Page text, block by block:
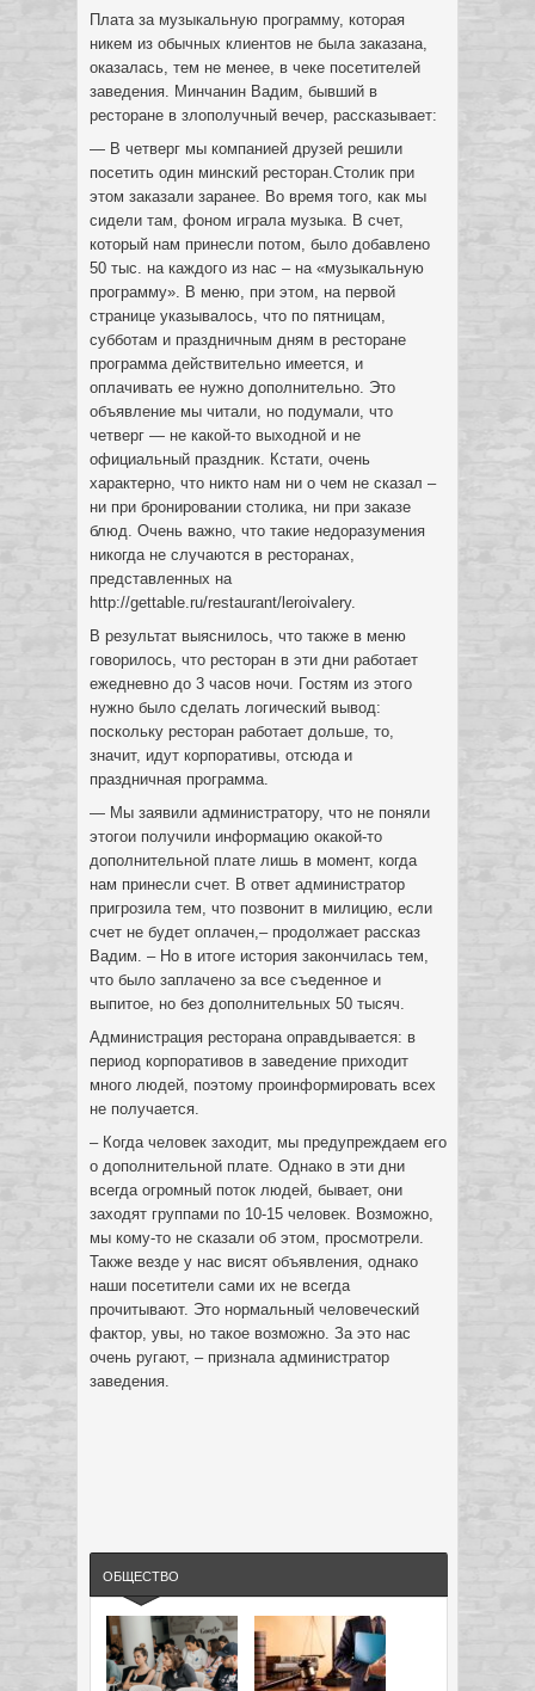
Плата за музыкальную программу, которая
никем из обычных клиентов не была заказана,
оказалась, тем не менее, в чеке посетителей
заведения. Минчанин Вадим, бывший в
ресторане в злополучный вечер, рассказывает:
— В четверг мы компанией друзей решили
посетить один минский ресторан.Столик при
этом заказали заранее. Во время того, как мы
сидели там, фоном играла музыка. В счет,
который нам принесли потом, было добавлено
50 тыс. на каждого из нас – на «музыкальную
программу». В меню, при этом, на первой
странице указывалось, что по пятницам,
субботам и праздничным дням в ресторане
программа действительно имеется, и
оплачивать ее нужно дополнительно. Это
объявление мы читали, но подумали, что
четверг — не какой-то выходной и не
официальный праздник. Кстати, очень
характерно, что никто нам ни о чем не сказал –
ни при бронировании столика, ни при заказе
блюд. Очень важно, что такие недоразумения
никогда не случаются в ресторанах,
представленных на
http://gettable.ru/restaurant/leroivalery.
В результат выяснилось, что также в меню
говорилось, что ресторан в эти дни работает
ежедневно до 3 часов ночи. Гостям из этого
нужно было сделать логический вывод:
поскольку ресторан работает дольше, то,
значит, идут корпоративы, отсюда и
праздничная программа.
— Мы заявили администратору, что не поняли
этогои получили информацию окакой-то
дополнительной плате лишь в момент, когда
нам принесли счет. В ответ администратор
пригрозила тем, что позвонит в милицию, если
счет не будет оплачен,– продолжает рассказ
Вадим. – Но в итоге история закончилась тем,
что было заплачено за все съеденное и
выпитое, но без дополнительных 50 тысяч.
Администрация ресторана оправдывается: в
период корпоративов в заведение приходит
много людей, поэтому проинформировать всех
не получается.
– Когда человек заходит, мы предупреждаем его
о дополнительной плате. Однако в эти дни
всегда огромный поток людей, бывает, они
заходят группами по 10-15 человек. Возможно,
мы кому-то не сказали об этом, просмотрели.
Также везде у нас висят объявления, однако
наши посетители сами их не всегда
прочитывают. Это нормальный человеческий
фактор, увы, но такое возможно. За это нас
очень ругают, – признала администратор
заведения.
ОБЩЕСТВО